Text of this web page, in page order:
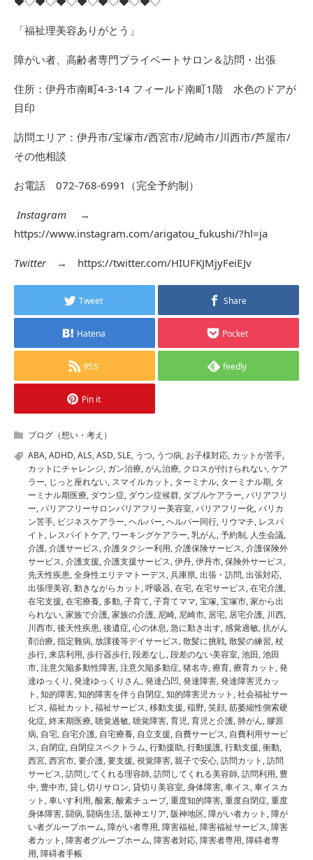
「福祉理美容ありがとう」
障がい者、高齢者専門プライベートサロン＆訪問・出張
住所：伊丹市南町4-3-14 フィールド南町1階 水色のドアが
目印
訪問エリア：伊丹市/宝塚市/西宮市/尼崎市/川西市/芦屋市/
その他相談
お電話 072-768-6991（完全予約制）
Instagram →
https://www.instagram.com/arigatou_fukushi/?hl=ja
Twitter→ https://twitter.com/HIUFKJMjyFeiEJv
Tweet Share
Hatena Pocket
RSS feedly
Pin it
ブログ（想い・考え）
ABA,ADHD,ALS,ASD,SLE, うつ, うつ病, お子様対応, カットが苦手,
カットにチャレンジ, ガン治療,がん治療, クロスが付けられない,ケア
ラー, じっと座れない, スマイルカット , ターミナル, ターミナル期, タ
ーミナル期医療, ダウン症, ダウン症候群, ダブルケアラー,バリアフリ
ー,バリアフリーサロンバリアフリー美容室,バリアフリー化,バリカ
ン苦手, ビジネスケアラー,ヘルパー,ヘルパー同行, リウマチ, レスパ
イト , レスパイトケア, ワーキングケアラー,乳がん,予約制, 人生会議,
介護,介護サービス,介護タクシー利用,介護保険サービス,介護保険外
サービス,介護支援,介護支援サービス,伊丹,伊丹市,保険外サービス,
先天性疾患,全身性エリテマトーデス,兵庫県,出張・訪問,出張対応,
出張理美容,動きながらカット ,呼吸器,在宅,在宅サービス,在宅介護,
在宅支援,在宅療養, 多動,子育て,子育てママ,宝塚,宝塚市,家から出
られない,家族で介護,家族の介護, 尼崎, 尼崎市, 居宅, 居宅介護, 川西,
川西市,後天性疾患,後遺症,心の休息,急に動き出す,感覚過敏,抗がん
剤治療,指定難病,放課後等デイサービス,散髪に挑戦,散髪の練習,杖
歩行,来店利用,歩行器歩行,段差なし,段差のない美容室,池田,池田
市,注意欠陥多動性障害,注意欠陥多動症,猪名寺,療育,療育カット ,発
達ゆっくり ,発達ゆっくりさん,発達凸凹,発達障害,発達障害児カッ
ト ,知的障害,知的障害を伴う自閉症,知的障害児カット ,社会福祉サー
ビス,福祉カット ,福祉サービス,移動支援,稲野,笑顔,筋萎縮性側索硬
化症,終末期医療,聴覚過敏,聴覚障害,育児,育児と介護, 肺がん, 膠原
病, 自宅, 自宅介護, 自宅療養, 自立支援, 自費サービス, 自費利用サービ
ス, 自閉症, 自閉症スペクトラム,行動援助,行動援護,行動支援,衝動,
西宮,西宮市,要介護,要支援,視覚障害,親子で安心,訪問カット ,訪問
サービス,訪問してくれる理容師,訪問してくれる美容師,訪問利用, 豊
中, 豊中市,貸し切りサロン,貸切り美容室,身体障害,車イス,車イスカ
ット ,車いす利用,酸素,酸素チューブ,重度知的障害,重度自閉症,重度
身体障害,闘病,闘病生活,阪神エリア,阪神地区,障がい者カット ,障が
い者グループホーム,障がい者専用,障害福祉,障害福祉サービス,障害
者カット ,障害者グループホーム,障害者対応,障害者専用,障碍者専
用,障碍者手帳